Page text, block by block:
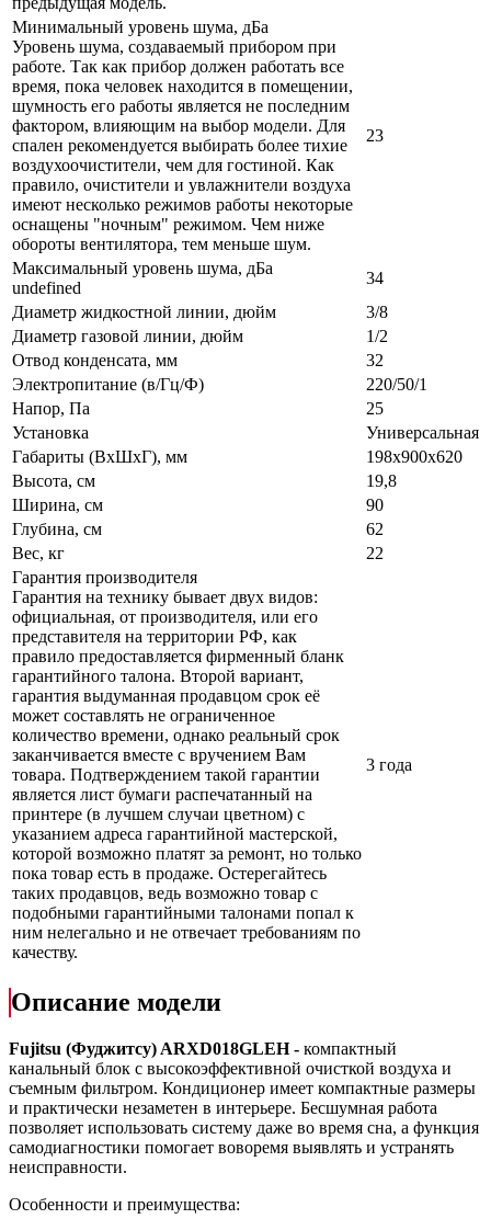
Минимальный уровень шума, дБа
Уровень шума, создаваемый прибором при
работе. Так как прибор должен работать все
время, пока человек находится в помещении,
шумность его работы является не последним
фактором, влияющим на выбор модели. Для
спален рекомендуется выбирать более тихие
воздухоочистители, чем для гостиной. Как
правило, очистители и увлажнители воздуха
имеют несколько режимов работы некоторые
оснащены "ночным" режимом. Чем ниже
обороты вентилятора, тем меньше шум.
23
Максимальный уровень шума, дБа
undefined
34
Диаметр жидкостной линии, дюйм
3/8
Диаметр газовой линии, дюйм
1/2
Отвод конденсата, мм
32
Электропитание (в/Гц/Ф)
220/50/1
Напор, Па
25
Установка
Универсальная
Габариты (ВxШxГ), мм
198х900х620
Высота, см
19,8
Ширина, см
90
Глубина, см
62
Вес, кг
22
Гарантия производителя
Гарантия на технику бывает двух видов:
официальная, от производителя, или его
представителя на территории РФ, как
правило предоставляется фирменный бланк
гарантийного талона. Второй вариант,
гарантия выдуманная продавцом срок её
может составлять не ограниченное
количество времени, однако реальный срок
заканчивается вместе с вручением Вам
товара. Подтверждением такой гарантии
является лист бумаги распечатанный на
принтере (в лучшем случаи цветном) с
указанием адреса гарантийной мастерской,
которой возможно платят за ремонт, но только
пока товар есть в продаже. Остерегайтесь
таких продавцов, ведь возможно товар с
подобными гарантийными талонами попал к
ним нелегально и не отвечает требованиям по
качеству.
3 года
Описание модели
Fujitsu (Фуджитсу) ARXD018GLEH - компактный
канальный блок с высокоэффективной очисткой воздуха и
съемным фильтром. Кондиционер имеет компактные размеры
и практически незаметен в интерьере. Бесшумная работа
позволяет использовать систему даже во время сна, а функция
самодиагностики помогает воворемя выявлять и устранять
неисправности.
Особенности и преимущества: